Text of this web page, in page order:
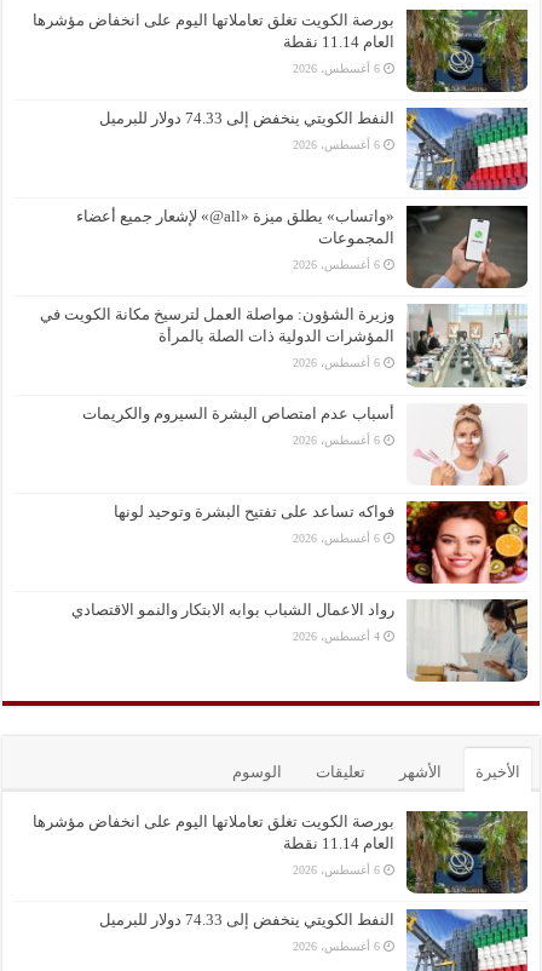
بورصة الكويت تغلق تعاملاتها اليوم على انخفاض مؤشرها
العام 11.14 نقطة
6 أغسطس، 2026
النفط الكويتي ينخفض إلى 74.33 دولار للبرميل
6 أغسطس، 2026
«واتساب» يطلق ميزة «all@» لإشعار جميع أعضاء
المجموعات
6 أغسطس، 2026
وزيرة الشؤون: مواصلة العمل لترسيخ مكانة الكويت في
المؤشرات الدولية ذات الصلة بالمرأة
6 أغسطس، 2026
أسباب عدم امتصاص البشرة السيروم والكريمات
6 أغسطس، 2026
فواكه تساعد على تفتيح البشرة وتوحيد لونها
6 أغسطس، 2026
رواد الاعمال الشباب بوابه الابتكار والنمو الاقتصادي
4 أغسطس، 2026
الأخيرة الأشهر تعليقات الوسوم
بورصة الكويت تغلق تعاملاتها اليوم على انخفاض مؤشرها
العام 11.14 نقطة
6 أغسطس، 2026
النفط الكويتي ينخفض إلى 74.33 دولار للبرميل
6 أغسطس، 2026